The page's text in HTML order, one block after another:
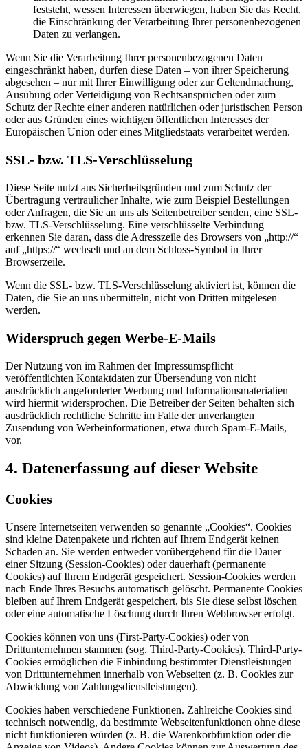
feststeht, wessen Interessen überwiegen, haben Sie das Recht,
die Einschränkung der Verarbeitung Ihrer personenbezogenen
Daten zu verlangen.
Wenn Sie die Verarbeitung Ihrer personenbezogenen Daten
eingeschränkt haben, dürfen diese Daten – von ihrer Speicherung
abgesehen – nur mit Ihrer Einwilligung oder zur Geltendmachung,
Ausübung oder Verteidigung von Rechtsansprüchen oder zum
Schutz der Rechte einer anderen natürlichen oder juristischen Person
oder aus Gründen eines wichtigen öffentlichen Interesses der
Europäischen Union oder eines Mitgliedstaats verarbeitet werden.
SSL- bzw. TLS-Verschlüsselung
Diese Seite nutzt aus Sicherheitsgründen und zum Schutz der
Übertragung vertraulicher Inhalte, wie zum Beispiel Bestellungen
oder Anfragen, die Sie an uns als Seitenbetreiber senden, eine SSL-
bzw. TLS-Verschlüsselung. Eine verschlüsselte Verbindung
erkennen Sie daran, dass die Adresszeile des Browsers von „http://“
auf „https://“ wechselt und an dem Schloss-Symbol in Ihrer
Browserzeile.
Wenn die SSL- bzw. TLS-Verschlüsselung aktiviert ist, können die
Daten, die Sie an uns übermitteln, nicht von Dritten mitgelesen
werden.
Widerspruch gegen Werbe-E-Mails
Der Nutzung von im Rahmen der Impressumspflicht
veröffentlichten Kontaktdaten zur Übersendung von nicht
ausdrücklich angeforderter Werbung und Informationsmaterialien
wird hiermit widersprochen. Die Betreiber der Seiten behalten sich
ausdrücklich rechtliche Schritte im Falle der unverlangten
Zusendung von Werbeinformationen, etwa durch Spam-E-Mails,
vor.
4. Datenerfassung auf dieser Website
Cookies
Unsere Internetseiten verwenden so genannte „Cookies“. Cookies
sind kleine Datenpakete und richten auf Ihrem Endgerät keinen
Schaden an. Sie werden entweder vorübergehend für die Dauer
einer Sitzung (Session-Cookies) oder dauerhaft (permanente
Cookies) auf Ihrem Endgerät gespeichert. Session-Cookies werden
nach Ende Ihres Besuchs automatisch gelöscht. Permanente Cookies
bleiben auf Ihrem Endgerät gespeichert, bis Sie diese selbst löschen
oder eine automatische Löschung durch Ihren Webbrowser erfolgt.
Cookies können von uns (First-Party-Cookies) oder von
Drittunternehmen stammen (sog. Third-Party-Cookies). Third-Party-
Cookies ermöglichen die Einbindung bestimmter Dienstleistungen
von Drittunternehmen innerhalb von Webseiten (z. B. Cookies zur
Abwicklung von Zahlungsdienstleistungen).
Cookies haben verschiedene Funktionen. Zahlreiche Cookies sind
technisch notwendig, da bestimmte Webseitenfunktionen ohne diese
nicht funktionieren würden (z. B. die Warenkorbfunktion oder die